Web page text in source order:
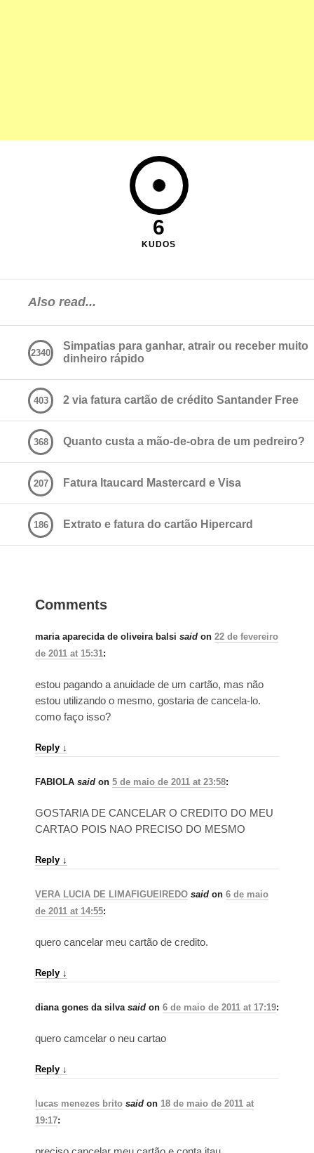
6
KUDOS
Also read...
Simpatias para ganhar, atrair ou receber muito
dinheiro rápido
2340
2 via fatura cartão de crédito Santander Free
403
Quanto custa a mão-de-obra de um pedreiro?
368
Fatura Itaucard Mastercard e Visa
207
Extrato e fatura do cartão Hipercard
186
Comments
maria aparecida de oliveira balsi said on 22 de fevereiro
de 2011 at 15:31:
estou pagando a anuidade de um cartão, mas não
estou utilizando o mesmo, gostaria de cancela-lo.
como faço isso?
Reply ↓
FABIOLA said on 5 de maio de 2011 at 23:58:
GOSTARIA DE CANCELAR O CREDITO DO MEU
CARTAO POIS NAO PRECISO DO MESMO
Reply ↓
VERA LUCIA DE LIMAFIGUEIREDO said on 6 de maio
de 2011 at 14:55:
quero cancelar meu cartão de credito.
Reply ↓
diana gones da silva said on 6 de maio de 2011 at 17:19:
quero camcelar o neu cartao
Reply ↓
lucas menezes brito said on 18 de maio de 2011 at
19:17: